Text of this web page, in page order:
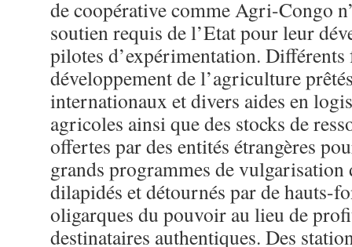
de coopérative comme Agri-Congo
soutien requis de l’Etat pour leur
pilotes d’expérimentation.
développement de l’agriculture
internationaux et divers aides en
agricoles ainsi que des stocks de
offertes par des entités étrangères
grands programmes de vulgarisation
dilapidés et détournés par de hauts-
oligarques du pouvoir au lieu de
destinataires authentiques. Des